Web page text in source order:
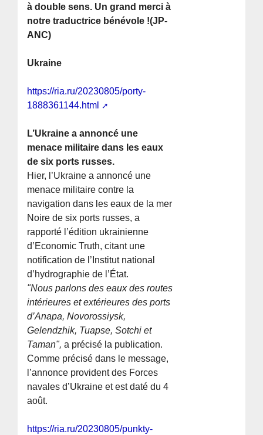
à double sens. Un grand merci à
notre traductrice bénévole !(JP-
ANC)
Ukraine
https://ria.ru/20230805/porty-
1888361144.html
L’Ukraine a annoncé une
menace militaire dans les eaux
de six ports russes.
Hier, l’Ukraine a annoncé une
menace militaire contre la
navigation dans les eaux de la mer
Noire de six ports russes, a
rapporté l’édition ukrainienne
d’Economic Truth, citant une
notification de l’Institut national
d’hydrographie de l’État.
"Nous parlons des eaux des routes
intérieures et extérieures des ports
d’Anapa, Novorossiysk,
Gelendzhik, Tuapse, Sotchi et
Taman", a précisé la publication.
Comme précisé dans le message,
l’annonce provident des Forces
navales d’Ukraine et est daté du 4
août.
https://ria.ru/20230805/punkty-